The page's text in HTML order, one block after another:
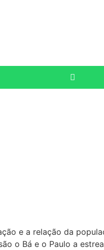
e a relação da
o Bá e o Paulo a